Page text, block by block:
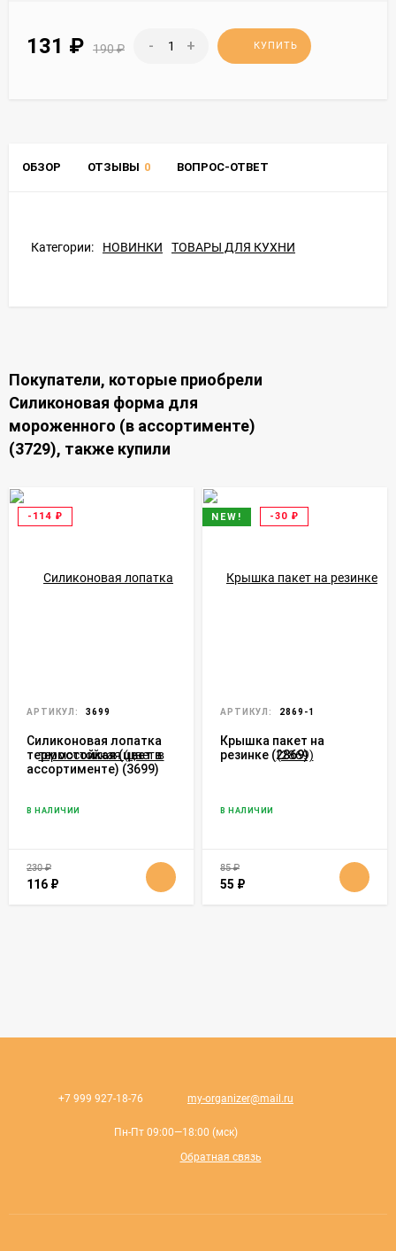
131 ₽ 190₽ - + КУПИТЬ
ОБЗОР ОТЗЫВЫ 0 ВОПРОС-ОТВЕТ
Категории: НОВИНКИ ТОВАРЫ ДЛЯ КУХНИ
Покупатели, которые приобрели
Силиконовая форма для
мороженного (в ассортименте)
(3729), также купили
-114 ₽
АРТИКУЛ: 3699
Силиконовая лопатка
термостойкая (цвет в
ассортименте) (3699)
В НАЛИЧИИ
230₽
116 ₽
NEW! -30 ₽
АРТИКУЛ: 2869-1
Крышка пакет на
резинке (2869)
В НАЛИЧИИ
85₽
55 ₽
+7 999 927-18-76 my-organizer@mail.ru
Пн-Пт 09:00—18:00 (мск)
Обратная связь